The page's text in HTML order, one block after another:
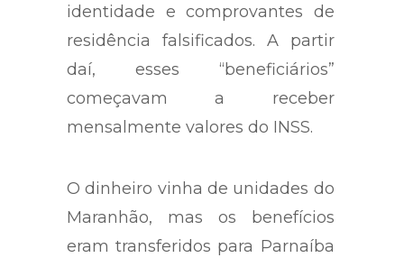
identidade e comprovantes de
residência falsificados. A partir
daí, esses “beneficiários”
começavam a receber
mensalmente valores do INSS.
O dinheiro vinha de unidades do
Maranhão, mas os benefícios
eram transferidos para Parnaíba